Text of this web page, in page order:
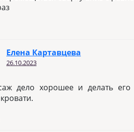
Елена Картавцева
26.10.2023
дело хорошее и делать его